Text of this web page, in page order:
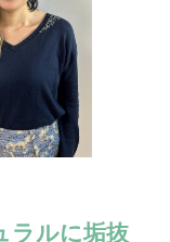
ラルに垢抜